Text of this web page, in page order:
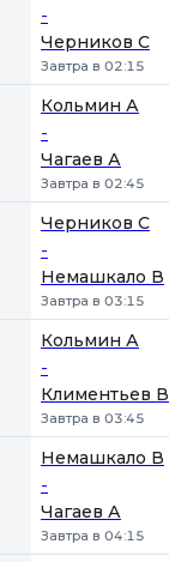
-
Черников С
Завтра в 02:15
Кольмин А
-
Чагаев А
Завтра в 02:45
Черников С
-
Немашкало В
Завтра в 03:15
Кольмин А
-
Климентьев В
Завтра в 03:45
Немашкало В
-
Чагаев А
Завтра в 04:15